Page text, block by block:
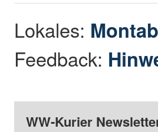
Lokales:
Feedback:
WW-Kurier